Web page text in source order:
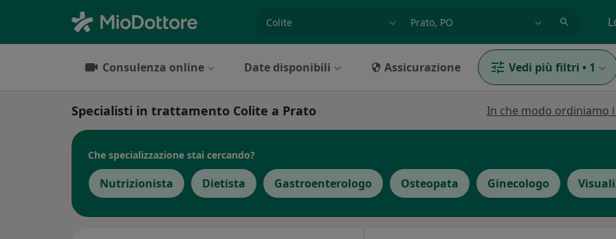
Consulenza online Date disponibili Assicurazione Vedi più filtri • 1
Specialisti in trattamento Colite a Prato In che modo ordiniamo
Che specializzazione stai cercando?
Nutrizionista Dietista Gastroenterologo Osteopata Ginecologo